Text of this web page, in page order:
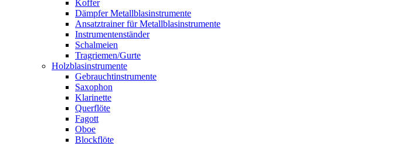
Koffer
Dämpfer Metallblasinstrumente
Ansatztrainer für Metallblasinstrumente
Instrumentenständer
Schalmeien
Tragriemen/Gurte
Holzblasinstrumente
Gebrauchtinstrumente
Saxophon
Klarinette
Querflöte
Fagott
Oboe
Blockflöte